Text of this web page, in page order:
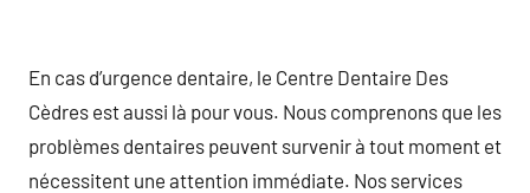
En cas d’urgence dentaire, le Centre Dentaire Des
Cèdres est aussi là pour vous. Nous comprenons que les
problèmes dentaires peuvent survenir à tout moment et
nécessitent une attention immédiate. Nos services